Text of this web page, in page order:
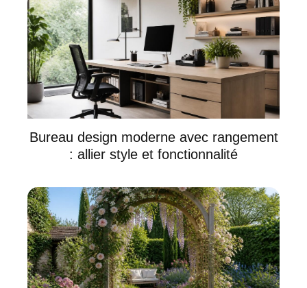
Bureau design moderne avec rangement
: allier style et fonctionnalité